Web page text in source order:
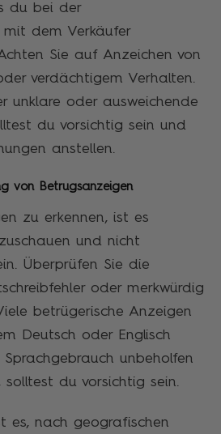
du bei der
dem Verkäufer
Sie auf Anzeichen von
verdächtigem Verhalten.
unklare oder ausweichende
du vorsichtig sein und
anstellen.
von Betrugsanzeigen
zu erkennen, ist es
und nicht
Überprüfen Sie die
oder merkwürdig
betrügerische Anzeigen
Deutsch oder Englisch
unbeholfen
du vorsichtig sein.
es, nach geografischen